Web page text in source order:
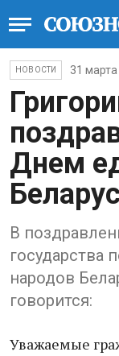
НОВОСТИ 31
Днем
В
государства
народов
говорится:
Уважаемые